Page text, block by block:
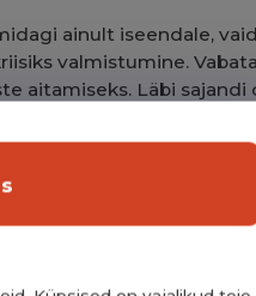
ainult iseendale,
valmistumine.
aitamiseks. Läbi
segadus. Need
äratas nii mõnegi
Seekord oli
kaema. Kogu